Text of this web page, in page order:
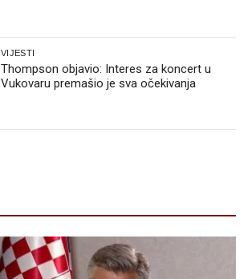
VIJESTI
Thompson objavio: Interes za koncert u
Vukovaru premašio je sva očekivanja